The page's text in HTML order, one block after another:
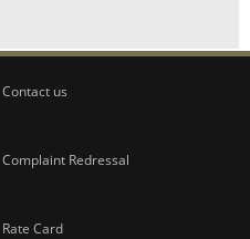
Contact us
Complaint Redressal
Rate Card